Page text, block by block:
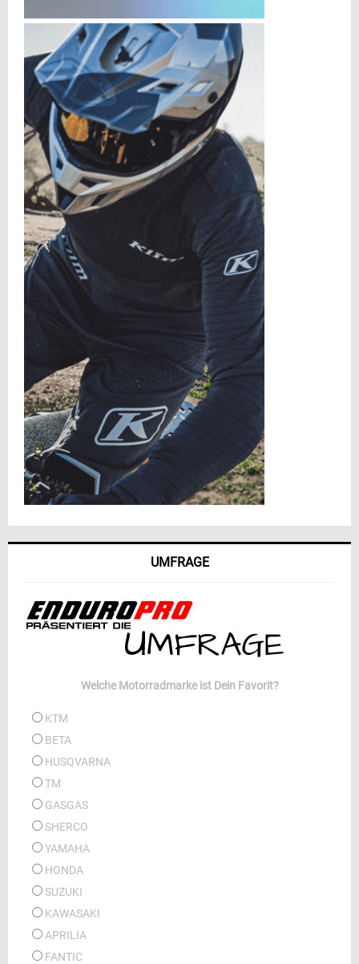
UMFRAGE
Welche Motorradmarke ist Dein Favorit?
KTM
BETA
HUSQVARNA
TM
GASGAS
SHERCO
YAMAHA
HONDA
SUZUKI
KAWASAKI
APRILIA
FANTIC